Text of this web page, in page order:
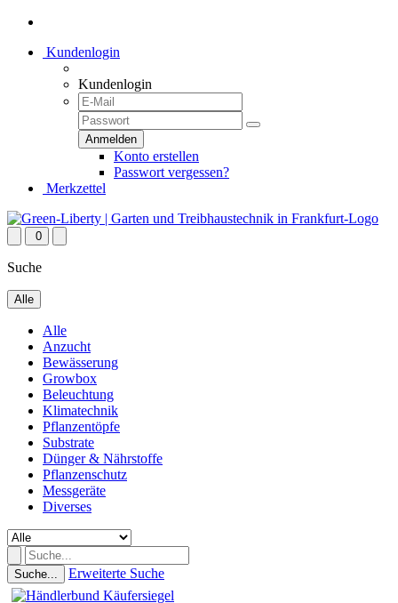
Kundenlogin
Kundenlogin
Konto erstellen
Passwort vergessen?
Merkzettel
0
Suche
Alle
Alle
Anzucht
Bewässerung
Growbox
Beleuchtung
Klimatechnik
Pflanzentöpfe
Substrate
Dünger & Nährstoffe
Pflanzenschutz
Messgeräte
Diverses
Suche... Erweiterte Suche